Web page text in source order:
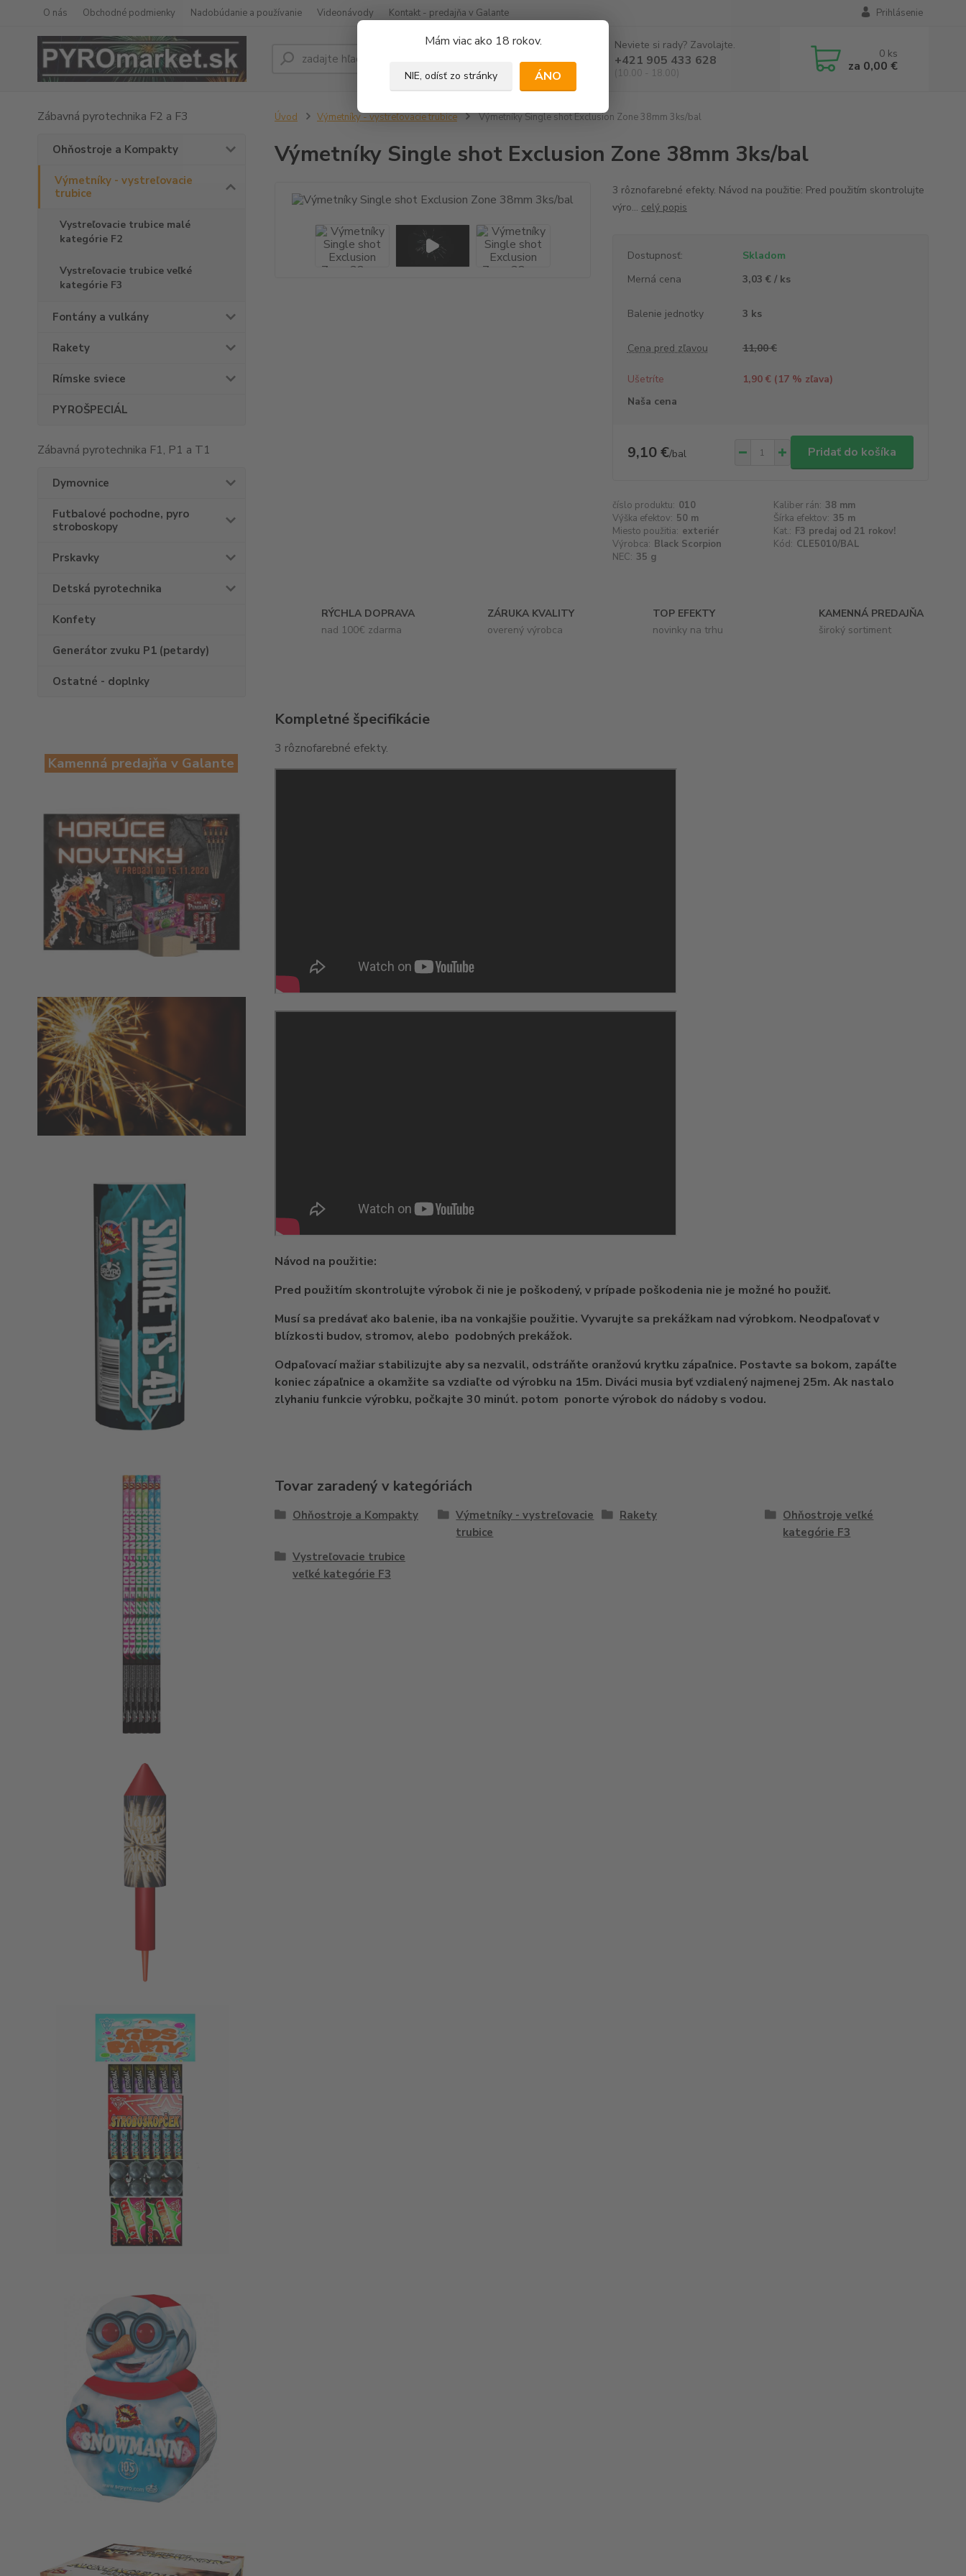
Mám viac ako 18 rokov.
NIE, odísť zo stránky ÁNO
O nás Obchodné podmienky Nadobúdanie a používanie Videonávody Kontakt - predajňa v Galante Prihlásenie
Hľadať
Neviete si rady? Zavolajte.
+421 905 433 628
(10.00 - 18.00)
0 ks
za 0,00 €
Zábavná pyrotechnika F2 a F3
Ohňostroje a Kompakty
Výmetníky - vystreľovacie
trubice
Vystreľovacie trubice malé
kategórie F2
Vystreľovacie trubice veľké
kategórie F3
Fontány a vulkány
Rakety
Rímske sviece
PYROŠPECIÁL
Zábavná pyrotechnika F1, P1 a T1
Dymovnice
Futbalové pochodne, pyro
stroboskopy
Prskavky
Detská pyrotechnika
Konfety
Generátor zvuku P1 (petardy)
Ostatné - doplnky
Kamenná predajňa v Galante
Úvod Výmetníky - vystreľovacie trubice Výmetníky Single shot Exclusion Zone 38mm 3ks/bal
Výmetníky Single shot Exclusion Zone 38mm 3ks/bal
3 rôznofarebné efekty. Návod na použitie: Pred použitím skontrolujte
výro... celý popis
Dostupnosť:
Skladom
Merná cena
3,03 € / ks
Balenie jednotky 3 ks
Cena pred zľavou 11,00 €
Ušetríte 1,90 € (17% zľava)
Naša cena
9,10 €/bal Pridať do košíka
číslo produktu: 010 Kaliber rán: 38 mm
Výška efektov: 50 m Šírka efektov: 35 m
Miesto použitia: exteriér Kat.: F3 predaj od 21 rokov!
Výrobca: Black Scorpion Kód: CLE5010/BAL
NEC: 35 g
RÝCHLA DOPRAVA
nad 100€ zdarma
ZÁRUKA KVALITY
overený výrobca
TOP EFEKTY
novinky na trhu
KAMENNÁ PREDAJŇA
široký sortiment
Kompletné špecifikácie
3 rôznofarebné efekty.
Návod na použitie:
Pred použitím skontrolujte výrobok či nie je poškodený, v prípade poškodenia nie je možné ho použiť.
Musí sa predávať ako balenie, iba na vonkajšie použitie. Vyvarujte sa prekážkam nad výrobkom. Neodpaľovať v
blízkosti budov, stromov, alebo podobných prekážok.
Odpaľovací mažiar stabilizujte aby sa nezvalil, odstráňte oranžovú krytku zápaľnice. Postavte sa bokom, zapáľte
koniec zápaľnice a okamžite sa vzdiaľte od výrobku na 15m. Diváci musia byť vzdialený najmenej 25m. Ak nastalo
zlyhaniu funkcie výrobku, počkajte 30 minút. potom ponorte výrobok do nádoby s vodou.
Tovar zaradený v kategóriách
Ohňostroje a Kompakty
Výmetníky - vystreľovacie
trubice
Rakety
Ohňostroje veľké
kategórie F3
Vystreľovacie trubice
veľké kategórie F3